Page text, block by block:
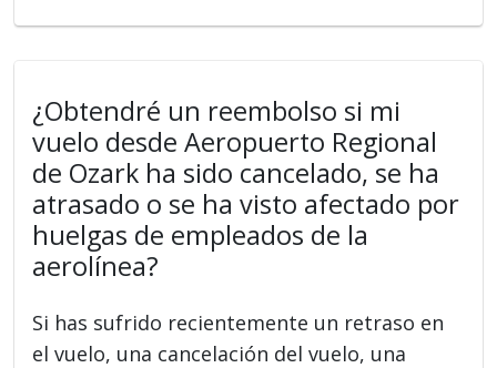
¿Obtendré un reembolso si mi
vuelo desde Aeropuerto Regional
de Ozark ha sido cancelado, se ha
atrasado o se ha visto afectado por
huelgas de empleados de la
aerolínea?
Si has sufrido recientemente un retraso en
el vuelo, una cancelación del vuelo, una